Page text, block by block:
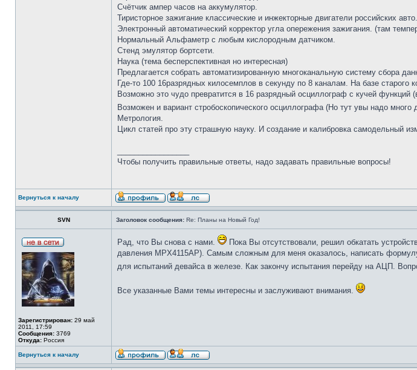
Счётчик ампер часов на аккумулятор.
Тиристорное зажигание классические и инжекторные двигатели российских авто.
Электронный автоматический корректор угла опережения зажигания. (там
Нормальный Альфаметр с любым кислородным датчиком.
Стенд эмулятор бортсети.
Наука (тема бесперспективная но интересная)
Предлагается собрать автоматизированную многоканальную систему сбора
Где-то 100 16разрядных килосемплов в секунду по 8 каналам. На базе старого
Возможно это чудо превратится в 16 разрядный осциллограф с кучей
Возможен и вариант стробоскопического осциллографа (Но тут увы надо
Метрология.
Цикл статей про эту страшную науку. И создание и калибровка самодельный
Чтобы получить правильные ответы, надо задавать правильные вопросы!
Вернуться к началу
SVN Заголовок сообщения: Re: Планы на Новый Год!
Зарегистрирован: 29 май
2011, 17:59
Сообщения: 3769
Откуда: Россия
Рад, что Вы снова с нами.
Пока Вы отсутствовали, решил обкатать
давления MPX4115AP). Самым сложным для меня оказалось, написать
для испытаний девайса в железе. Как закончу испытания перейду на АЦП.
Все указанные Вами темы интересны и заслуживают внимания.
Вернуться к началу